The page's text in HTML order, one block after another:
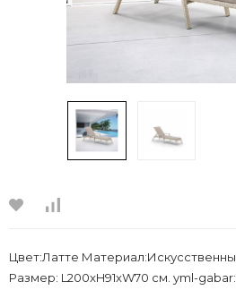
Цвет:Латте
Размер: L200xH91xW70 см. yml-